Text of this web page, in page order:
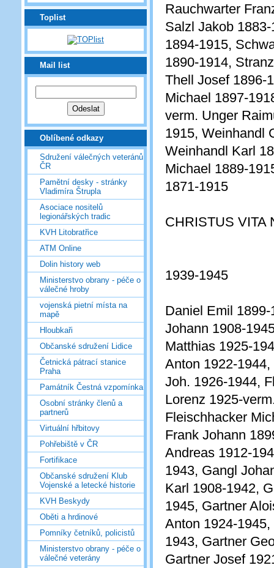
Toplist
Mail list
Oblíbené odkazy
Sdružení válečných veteránů
ČR
Pamětní desky - stránky
Vladimíra Štrupla
Asociace nositelů
legionářských tradic
KVH Litobratřice
ATM Online
Dolin history web
Ministerstvo obrany - péče o
válečné hroby
vojenská pietní místa na
mapě
Hloubkaři
Občanské sdružení Lidice
Četnická pátrací stanice
Praha
Památník Čestná vzpomínka
Osobní stránky členů a
partnerů
Virtuální hřbitovy
Pohřebiště v ČR
Fortifikace
Občanské sdružení Klub
Vojenské a letecké historie
KVH Beskydy
Oběti a hrdinové
Pomníky četníků, policistů
Ministerstvo obrany - péče o
válečné veterány
Rauchwarter
Salzl Jakob
1894-1915,
1890-1914,
Thell Josef 1896-
Michael 1897-
verm. Unger
1915, Weinhandl
Weinhandl Karl
Michael 1889-
1871-1915
CHRISTUS VITA
1939-1945
Daniel Emil
Johann 1908-
Matthias 1925-
Anton 1922-
Joh. 1926-1944,
Lorenz 1925-
Fleischhacker
Frank Johann
Andreas 1912-
1943, Gangl
Karl 1908-1942,
1945, Gartner
Anton 1924-
1943, Gartner
Gartner Josef